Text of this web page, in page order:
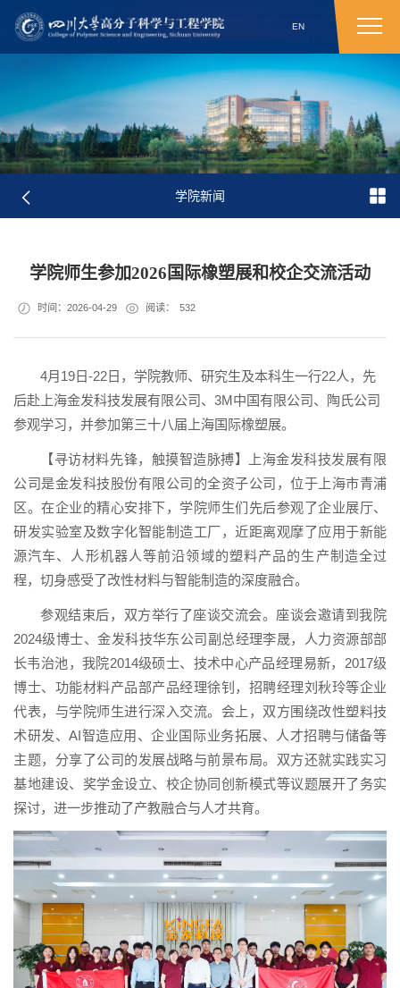
EN
学院新闻
学院师生参加2026国际橡塑展和校企交流活动
时间：2026-04-29 阅读： 532
4月19日-22日，学院教师、研究生及本科生一行22人，先
后赴上海金发科技发展有限公司、3M中国有限公司、陶氏公司
参观学习，并参加第三十八届上海国际橡塑展。
【寻访材料先锋，触摸智造脉搏】上海金发科技发展有限
公司是金发科技股份有限公司的全资子公司，位于上海市青浦
区。在企业的精心安排下，学院师生们先后参观了企业展厅、
研发实验室及数字化智能制造工厂，近距离观摩了应用于新能
源汽车、人形机器人等前沿领域的塑料产品的生产制造全过
程，切身感受了改性材料与智能制造的深度融合。
参观结束后，双方举行了座谈交流会。座谈会邀请到我院
2024级博士、金发科技华东公司副总经理李晟，人力资源部部
长韦治池，我院2014级硕士、技术中心产品经理易新，2017级
博士、功能材料产品部产品经理徐钊，招聘经理刘秋玲等企业
代表，与学院师生进行深入交流。会上，双方围绕改性塑料技
术研发、AI智造应用、企业国际业务拓展、人才招聘与储备等
主题，分享了公司的发展战略与前景布局。双方还就实践实习
基地建设、奖学金设立、校企协同创新模式等议题展开了务实
探讨，进一步推动了产教融合与人才共育。